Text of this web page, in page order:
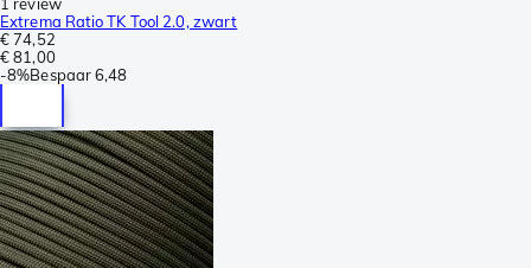
Extrema Ratio TK Tool 2.0, zwart
€ 74,52
€ 81,00
-8%Bespaar6,48